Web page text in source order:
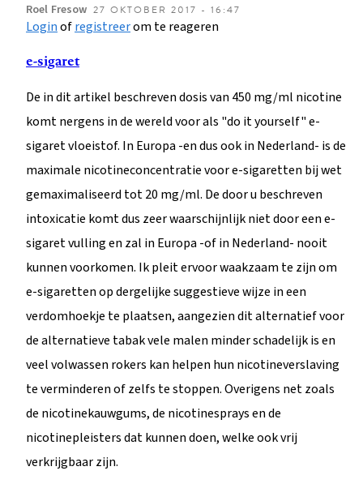
Roel Fresow 27 OKTOBER 2017 - 16:47
Loginofregistreerom te reageren
e-sigaret
De in dit artikel beschreven dosis van 450 mg/ml nicotine
komt nergens in de wereld voor als "do it yourself" e-
sigaret vloeistof. In Europa -en dus ook in Nederland- is de
maximale nicotineconcentratie voor e-sigaretten bij wet
gemaximaliseerd tot 20 mg/ml. De door u beschreven
intoxicatie komt dus zeer waarschijnlijk niet door een e-
sigaret vulling en zal in Europa -of in Nederland- nooit
kunnen voorkomen. Ik pleit ervoor waakzaam te zijn om
e-sigaretten op dergelijke suggestieve wijze in een
verdomhoekje te plaatsen, aangezien dit alternatief voor
de alternatieve tabak vele malen minder schadelijk is en
veel volwassen rokers kan helpen hun nicotineverslaving
te verminderen of zelfs te stoppen. Overigens net zoals
de nicotinekauwgums, de nicotinesprays en de
nicotinepleisters dat kunnen doen, welke ook vrij
verkrijgbaar zijn.